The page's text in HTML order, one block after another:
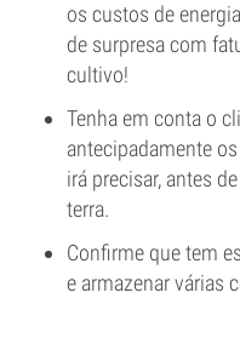
os custos de
de surpresa com
cultivo!
Tenha em conta o
antecipadamente
irá precisar, antes
terra.
Confirme que tem
e armazenar várias